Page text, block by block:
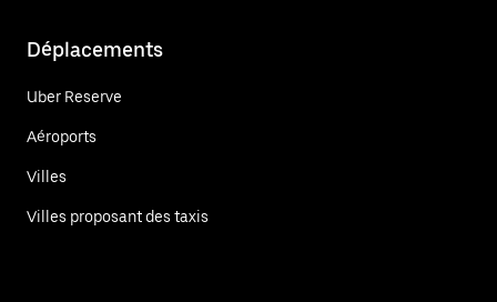
Déplacements
Uber Reserve
Aéroports
Villes
Villes proposant des taxis